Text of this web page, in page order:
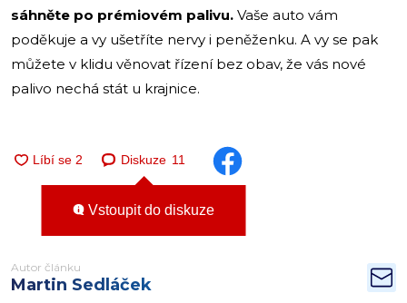
sáhněte po prémiovém palivu. Vaše auto vám
poděkuje a vy ušetříte nervy i peněženku. A vy se pak
můžete v klidu věnovat řízení bez obav, že vás nové
palivo nechá stát u krajnice.
Diskuze 11
Vstoupit do diskuze
Autor článku
Martin Sedláček